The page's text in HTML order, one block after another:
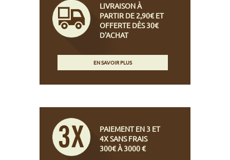
LIVRAISON À
PARTIR DE 2,90€ ET
OFFERTE DÈS 30€
D'ACHAT
EN SAVOIR PLUS
PAIEMENT EN 3 ET
4X SANS FRAIS
300€ À 3000 €